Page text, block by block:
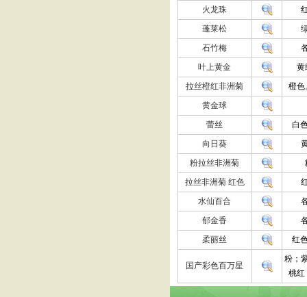
火龙珠
蓬莱松
石竹梅
叶上黄金
黄
拉丝橙红非洲菊
橙色
黄金球
蕾丝
白
向日葵
粉拉丝非洲菊
拉丝非洲菊 红色
水仙百合
郁金香
柔丽丝
红
国产彩色百万星
粉；
桃红